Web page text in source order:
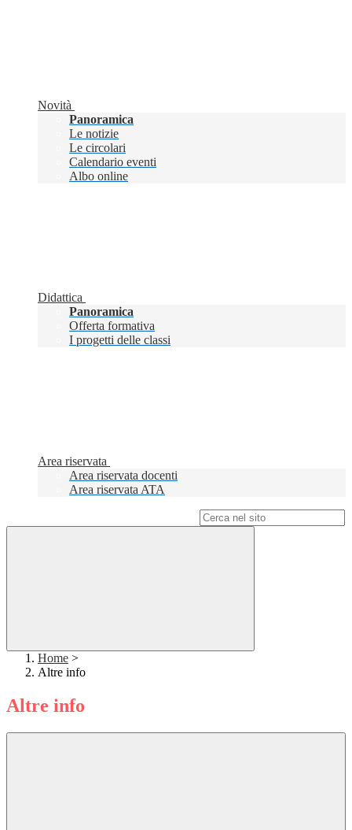
Novità
Panoramica
Le notizie
Le circolari
Calendario eventi
Albo online
Didattica
Panoramica
Offerta formativa
I progetti delle classi
Area riservata
Area riservata docenti
Area riservata ATA
Home >
Altre info
Altre info